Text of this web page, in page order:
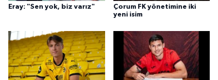
Eray: "Sen yok, biz varız"
Çorum FK yönetimine iki
yeni isim